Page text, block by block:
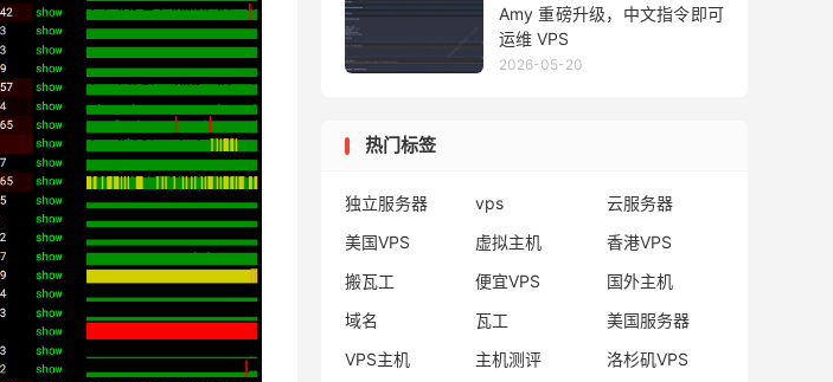
Amy 重磅升级，中文指令即可
运维 VPS
2026-05-20
热门标签
独立服务器 vps
云服务器
美国VPS
虚拟主机
香港VPS
搬瓦工
便宜VPS
国外主机
域名
瓦工
美国服务器
VPS主机
主机测评
洛杉矶VPS